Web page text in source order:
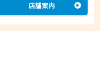
店舗案内